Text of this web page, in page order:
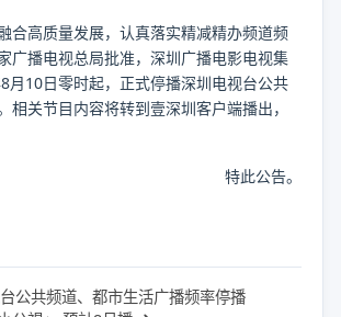
合高质量发展，认真落实精减精办频道频
广播电视总局批准，深圳广播电影电视集
月10日零时起，正式停播深圳电视台公共
相关节目内容将转到壹深圳客户端播出，
特此公告。
公共频道、都市生活广播频率停播